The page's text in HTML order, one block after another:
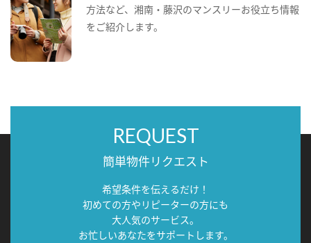
方法など、湘南・藤沢のマンスリーお役立ち情報
をご紹介します。
REQUEST
簡単物件リクエスト
希望条件を伝えるだけ！
初めての方やリピーターの方にも
大人気のサービス。
お忙しいあなたをサポートします。